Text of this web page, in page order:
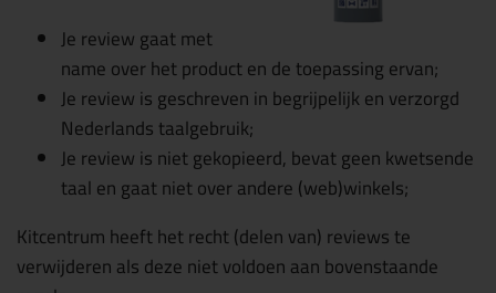
Je review gaat met
name over het product en de toepassing ervan;
Je review is geschreven in begrijpelijk en verzorgd
Nederlands taalgebruik;
Je review is niet gekopieerd, bevat geen kwetsende
taal en gaat niet over andere (web)winkels;
Kitcentrum heeft het recht (delen van) reviews te
verwijderen als deze niet voldoen aan bovenstaande